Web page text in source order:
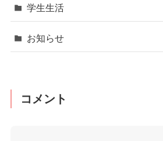
学生生活
お知らせ
コメント